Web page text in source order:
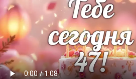
Пожелания
По именам
По годам